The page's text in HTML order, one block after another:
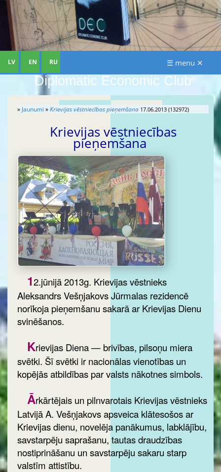
Diplomatic Economic Club®
LV EN RU ☰ menu ✕
» Jaunumi »Krievijas vēstniecības pieņemšana 17.06.2013 (132972)
Krievijas vēstniecības
pieņemšana
12.jūnijā 2013g. Krievijas vēstnieks
Aleksandrs Vešņjakovs Jūrmalas rezidencē
norīkoja pieņemšanu sakarā ar Krievijas Dienu
svinēšanos.
Krievijas Diena — brivības, pilsoņu miera
svētki. Šī svētki ir nacionālas vienotības un
kopējās atbildības par valsts nākotnes simbols.
Ārkārtējais un pilnvarotais Krievijas vēstnieks
Latvijā A. Vešņjakovs apsveica klātesošos ar
Krievijas dienu, novelēja panākumus, labklājību,
savstarpēju saprašanu, tautas draudzības
nostiprināšanu un savstarpēju sakaru starp
valstīm attistību.